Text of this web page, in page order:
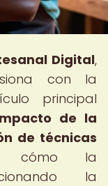
Digital,
con la
principal
de la
de técnicas
cómo la
la